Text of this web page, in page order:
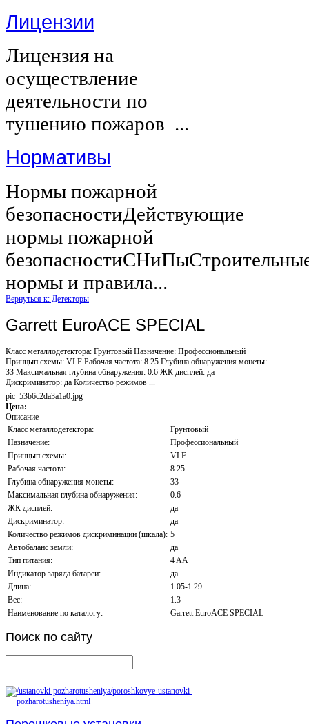
Лицензии
Лицензия на
осуществление
деятельности по
тушению пожаров ...
Нормативы
Нормы пожарной
безопасностиДействующие
нормы пожарной
нормы и правила...
Вернуться к: Детекторы
Garrett EuroACE SPECIAL
Класс металлодетектора: Грунтовый Назначение: Профессиональный
Принцып схемы: VLF Рабочая частота: 8.25 Глубина обнаружения монеты:
33 Максимальная глубина обнаружения: 0.6 ЖК дисплей: да
Дискриминатор: да Количество режимов ...
pic_53b6c2da3a1a0.jpg
Цена:
Описание
Класс металлодетектора:
Грунтовый
Назначение:
Профессиональный
Принцып схемы:
VLF
Рабочая частота:
8.25
Глубина обнаружения монеты:
33
Максимальная глубина обнаружения:
0.6
ЖК дисплей:
да
Дискриминатор:
да
Количество режимов дискриминации (шкала): 5
Автобаланс земли:
да
Тип питания:
4 AA
Индикатор заряда батареи:
да
Длина:
1.05-1.29
Вес:
1.3
Наименование по каталогу:
Garrett EuroACE SPECIAL
Поиск по сайту